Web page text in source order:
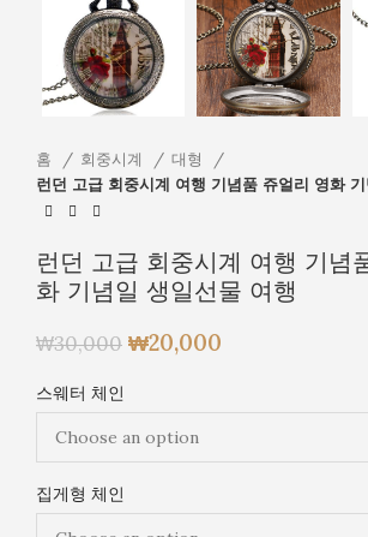
홈 회중시계
대형
런던 고급 회중시계 여행 기념품 쥬얼리 영화
런던 고급 회중시계 여행 기념
화 기념일 생일선물 여행
₩30,000 ₩20,000
스웨터 체인
집게형 체인